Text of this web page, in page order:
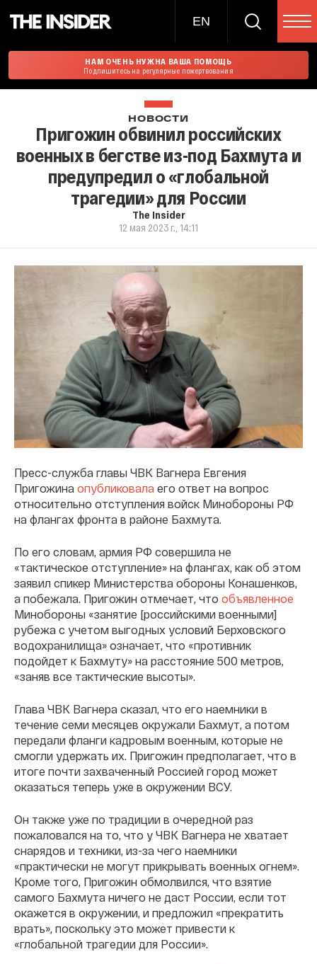
EN
НАМ ОЧЕНЬ НУЖНА ВАША ПОМОЩЬ
Подпишитесь на регулярные пожертвования
НОВОСТИ
Пригожин обвинил российских
военных в бегстве из-под Бахмута и
предупредил о «глобальной
трагедии» для России
The Insider
12 мая 2023 г., 14:11
Пресс-служба главы ЧВК Вагнера Евгения
Пригожина опубликовала его ответ на вопрос
относительно отступления войск Минобороны РФ
на флангах фронта в районе Бахмута.
По его словам, армия РФ совершила не
«тактическое отступление» на флангах, как об этом
заявил спикер Министерства обороны Конашенков,
а побежала. Пригожин отмечает, что объявленное
Минобороны «занятие [российскими военными]
рубежа с учетом выгодных условий Берховского
водохранилища» означает, что «противник
подойдет к Бахмуту» на расстояние 500 метров,
«заняв все тактические высоты».
Глава ЧВК Вагнера сказал, что его наемники в
течение семи месяцев окружали Бахмут, а потом
передали фланги кадровым военным, которые не
смогли удержать их. Пригожин предполагает, что в
итоге почти захваченный Россией город может
оказаться теперь уже в окружении ВСУ.
Он также уже по традиции в очередной раз
пожаловался на то, что у ЧВК Вагнера не хватает
снарядов и техники, из-за чего наемники
«практически не могут прикрывать военных огнем».
Кроме того, Пригожин обмолвился, что взятие
самого Бахмута ничего не даст России, если тот
окажется в окружении, и предложил «прекратить
врать», поскольку это может привести к
«глобальной трагедии для России».